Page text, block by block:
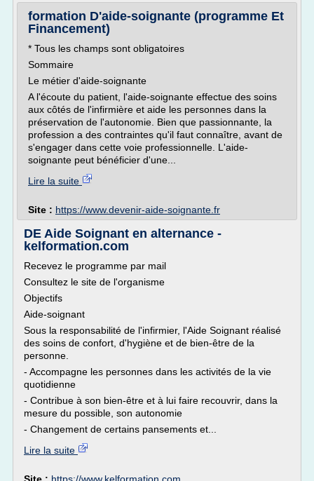
formation D'aide-soignante (programme Et
Financement)
* Tous les champs sont obligatoires
Sommaire
Le métier d'aide-soignante
A l'écoute du patient, l'aide-soignante effectue des soins
aux côtés de l'infirmière et aide les personnes dans la
préservation de l'autonomie. Bien que passionnante, la
profession a des contraintes qu'il faut connaître, avant de
s'engager dans cette voie professionnelle. L'aide-
soignante peut bénéficier d'une...
Lire la suite
Site : https://www.devenir-aide-soignante.fr
DE Aide Soignant en alternance -
kelformation.com
Recevez le programme par mail
Consultez le site de l'organisme
Objectifs
Aide-soignant
Sous la responsabilité de l'infirmier, l'Aide Soignant réalisé
des soins de confort, d'hygiène et de bien-être de la
personne.
- Accompagne les personnes dans les activités de la vie
quotidienne
- Contribue à son bien-être et à lui faire recouvrir, dans la
mesure du possible, son autonomie
- Changement de certains pansements et...
Lire la suite